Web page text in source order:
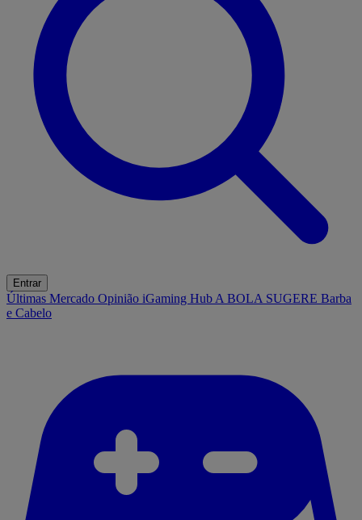
Entrar
Últimas Mercado Opinião iGaming Hub A BOLA SUGERE Barba
e Cabelo